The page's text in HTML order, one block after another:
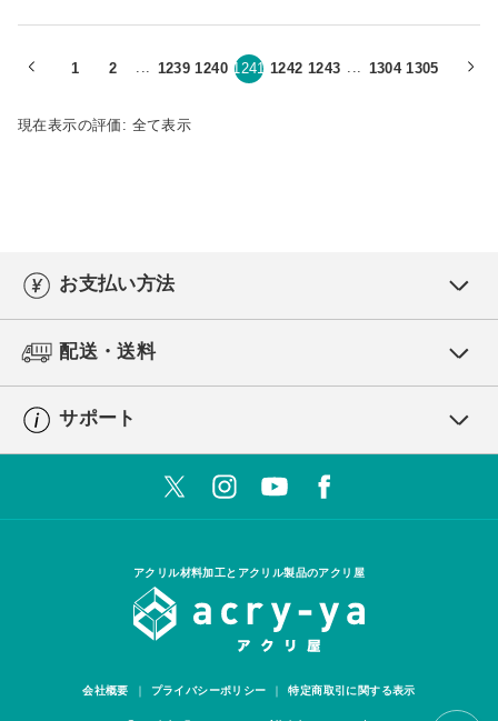
1 2 1239 1240 1241 1242 1243 1304 1305
現在表示の評価: 全て表示
お支払い方法
配送・送料
サポート
アクリル材料加工とアクリル製品のアクリ屋
会社概要 プライバシーポリシー 特定商取引に関する表示